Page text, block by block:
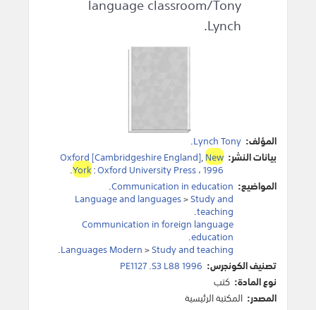
Lynch.
المؤلف: Lynch Tony
.
بيانات النشر:
Oxford [Cambridgeshire England],New
York:Oxford University Press،1996
.
المواضيع: Communication in education
.
Language and languages>Study and
teaching
.
Communication in foreign language
education
.
Languages Modern>Study and teaching
.
تصنيف الكونجرس: PE1127 .S3 L88 1996
نوع المادة: كتب
المصدر: المكتبة الرئيسية